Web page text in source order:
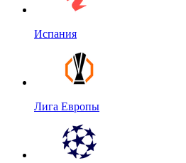
Испания
Лига Европы